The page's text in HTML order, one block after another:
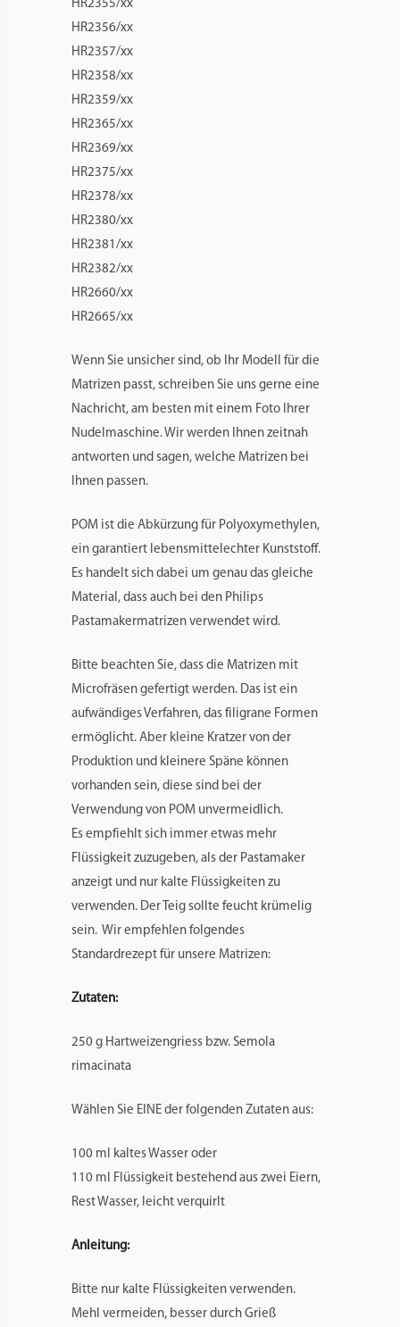
HR2355/xx
HR2356/xx
HR2357/xx
HR2358/xx
HR2359/xx
HR2365/xx
HR2369/xx
HR2375/xx
HR2378/xx
HR2380/xx
HR2381/xx
HR2382/xx
HR2660/xx
HR2665/xx
Wenn Sie unsicher sind, ob Ihr Modell für die
Matrizen passt, schreiben Sie uns gerne eine
Nachricht, am besten mit einem Foto Ihrer
Nudelmaschine. Wir werden Ihnen zeitnah
antworten und sagen, welche Matrizen bei
Ihnen passen.
POM ist die Abkürzung für Polyoxymethylen,
ein garantiert lebensmittelechter Kunststoff.
Es handelt sich dabei um genau das gleiche
Material, dass auch bei den Philips
Pastamakermatrizen verwendet wird.
Bitte beachten Sie, dass die Matrizen mit
Microfräsen gefertigt werden. Das ist ein
aufwändiges Verfahren, das filigrane Formen
ermöglicht. Aber kleine Kratzer von der
Produktion und kleinere Späne können
vorhanden sein, diese sind bei der
Verwendung von POM unvermeidlich.
Es empfiehlt sich immer etwas mehr
Flüssigkeit zuzugeben, als der Pastamaker
anzeigt und nur kalte Flüssigkeiten zu
verwenden. Der Teig sollte feucht krümelig
sein. Wir empfehlen folgendes
Standardrezept für unsere Matrizen:
Zutaten:
250 g Hartweizengriess bzw. Semola
rimacinata
Wählen Sie EINE der folgenden Zutaten aus:
100 ml kaltes Wasser oder
110 ml Flüssigkeit bestehend aus zwei Eiern,
Rest Wasser, leicht verquirlt
Anleitung:
Bitte nur kalte Flüssigkeiten verwenden.
Mehl vermeiden, besser durch Grieß